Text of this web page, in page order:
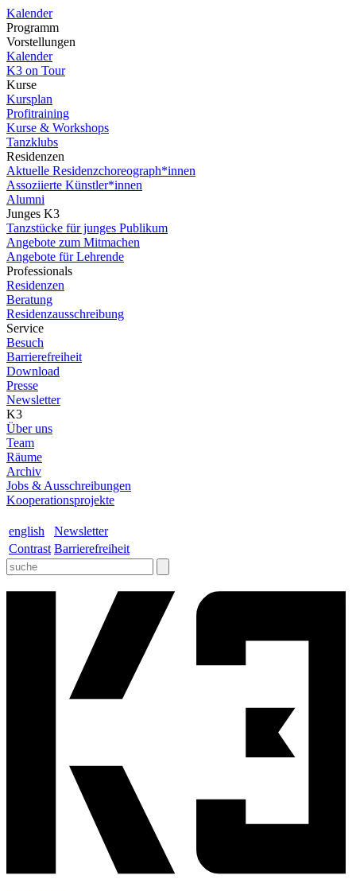
Kalender
Programm
Vorstellungen
Kalender
K3 on Tour
Kurse
Kursplan
Profitraining
Kurse & Workshops
Tanzklubs
Residenzen
Aktuelle Residenzchoreograph*innen
Assoziierte Künstler*innen
Alumni
Junges K3
Tanzstücke für junges Publikum
Angebote zum Mitmachen
Angebote für Lehrende
Professionals
Residenzen
Beratung
Residenzausschreibung
Service
Besuch
Barrierefreiheit
Download
Presse
Newsletter
K3
Über uns
Team
Räume
Archiv
Jobs & Ausschreibungen
Kooperationsprojekte
english
Newsletter
Contrast Barrierefreiheit